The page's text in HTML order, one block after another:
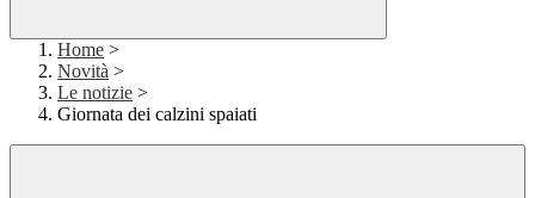
Home >
Novità >
Le notizie >
Giornata dei calzini spaiati